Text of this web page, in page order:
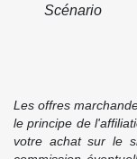
Scénario
Les offres
le principe de
votre achat sur le